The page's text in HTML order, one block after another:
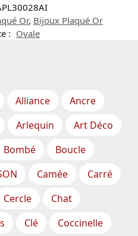
Or, Bijoux Plaqué Or
: Ovale
Alliance
Ancre
Arlequin
Art Déco
Bombé
Boucle
Camée
Carré
Cercle
Chat
Clé
Coccinelle